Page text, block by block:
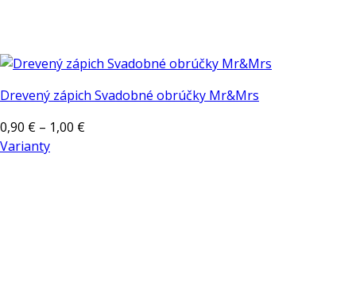
Drevený zápich Svadobné obrúčky Mr&Mrs
0,90 € – 1,00 €Price
Varianty